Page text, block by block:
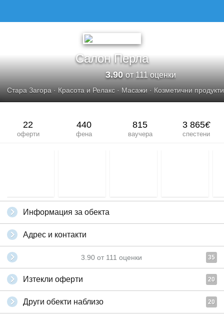
Салон Перла
3.90от 111 оценки
Стара Загора · Красота и Релакс · Масажи · Козметични продукти
22
оферти
440
фена
815
ваучера
3 865€
спестени
Информация за обекта
Адрес и контакти
3.90 от 111 оценки 35
Изтекли оферти 20
Други обекти наблизо 20